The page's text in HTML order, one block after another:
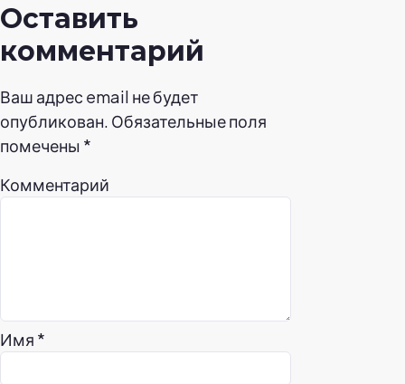
Оставить
комментарий
Ваш адрес email не будет
опубликован. Обязательные поля
помечены *
Комментарий
Имя *